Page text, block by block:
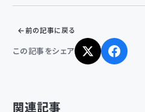
前の記事に戻る
この記事をシェア
関連記事